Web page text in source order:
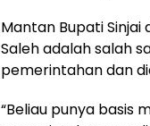
Mantan Bupati
Saleh adalah salah
pemerintahan dan
“Beliau punya basis